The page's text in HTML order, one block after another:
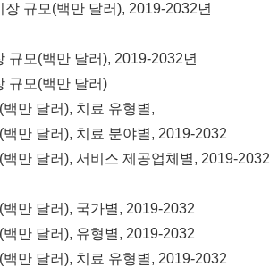
규모(백만 달러), 2019-2032년
규모(백만 달러), 2019-2032년
규모(백만 달러)
만 달러), 치료 유형별,
만 달러), 치료 분야별, 2019-2032
만 달러), 서비스 제공업체별, 2019-2032
만 달러), 국가별, 2019-2032
만 달러), 유형별, 2019-2032
만 달러), 치료 유형별, 2019-2032